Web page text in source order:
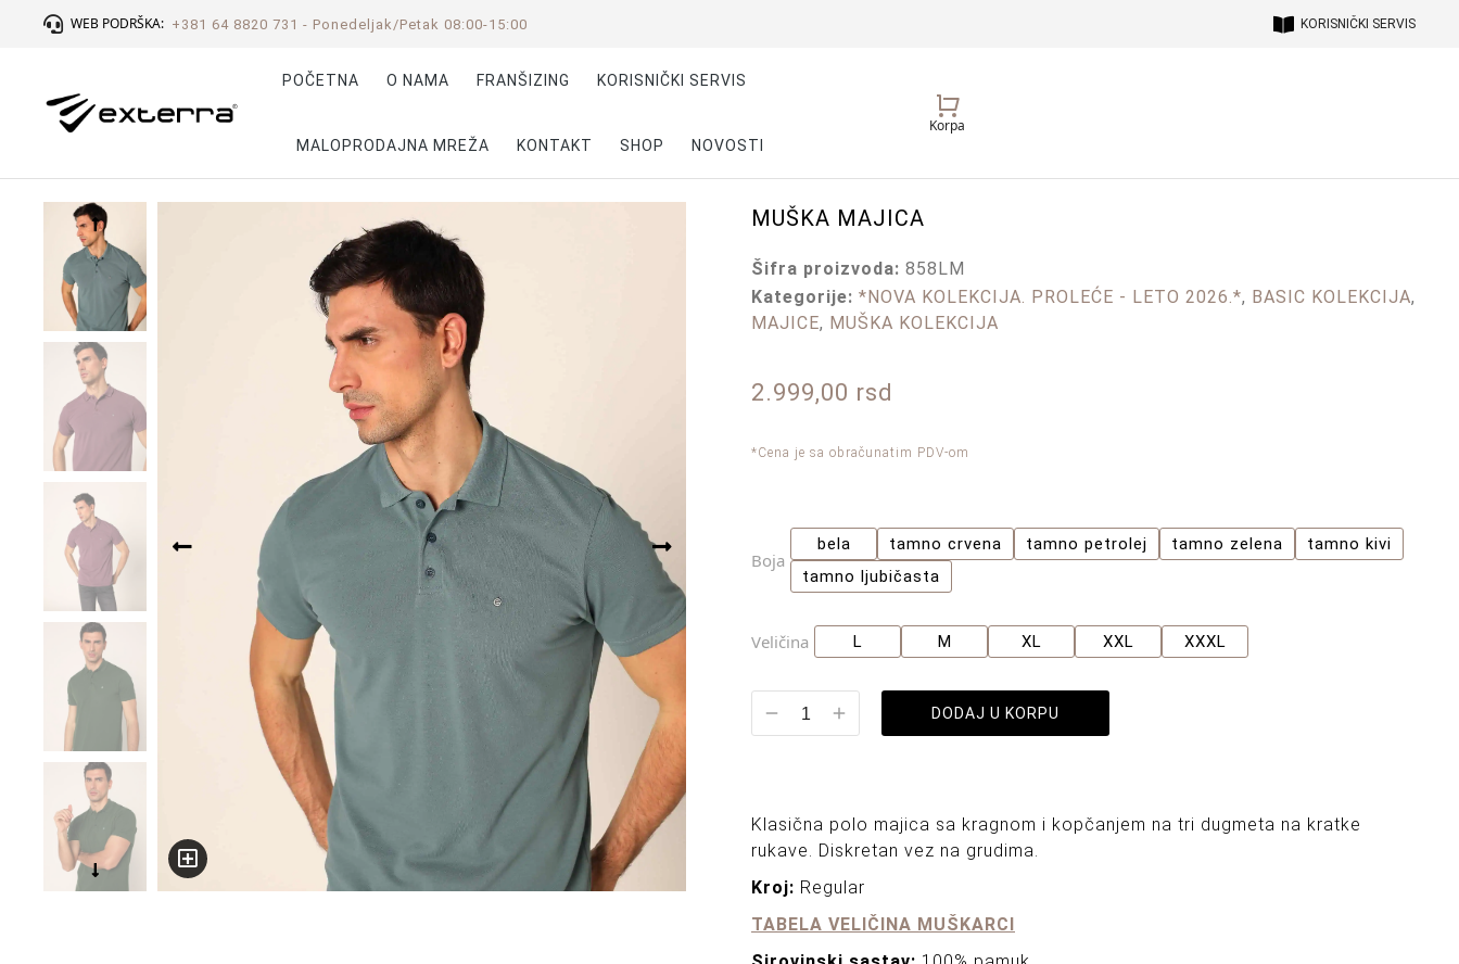
WEB PODRŠKA: +381 64 8820 731 - Ponedeljak/Petak 08:00-15:00 KORISNIČKI SERVIS
POČETNA O NAMA FRANŠIZING KORISNIČKI SERVIS
MALOPRODAJNA MREŽA KONTAKT SHOP NOVOSTI
Vaš
nalog
Korpa
MUŠKA MAJICA
Šifra proizvoda: 858LM
Kategorije: *NOVA KOLEKCIJA. PROLEĆE - LETO 2026.*, BASIC KOLEKCIJA,
MAJICE, MUŠKA KOLEKCIJA
2.999,00 rsd
*Cena je sa obračunatim PDV-om
Boja
bela tamno crvena tamno petrolej tamno zelena
tamno kivi
tamno ljubičasta
Veličina L M XL XXL XXXL
DODAJ U KORPU
Klasična polo majica sa kragnom i kopčanjem na tri dugmeta na kratke
rukave. Diskretan vez na grudima.
Kroj: Regular
TABELA VELIČINA MUŠKARCI